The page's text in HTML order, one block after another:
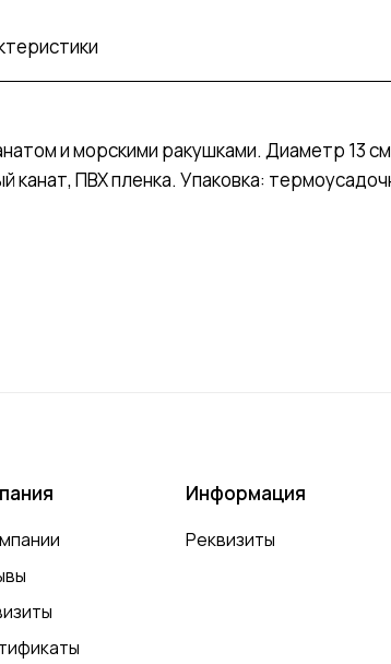
и морскими ракушками. Диаметр 13
ПВХ пленка. Упаковка:
Информация
Реквизиты